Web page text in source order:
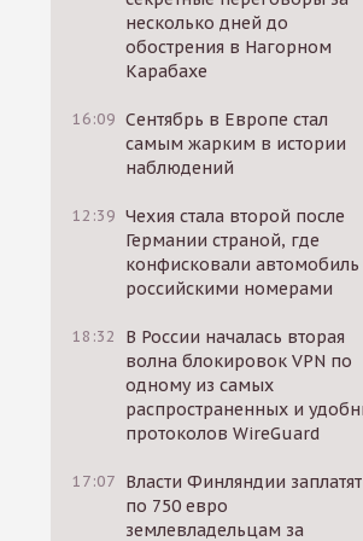
несколько дней до
обострения в Нагорном
Карабахе
16:09 Сентябрь в Европе стал
самым жарким в истории
наблюдений
12:39 Чехия стала второй после
Германии страной, где
конфисковали автомобиль
российскими номерами
18:32
В России началась вторая
волна блокировок VPN по
одному из самых
распространенных и
протоколов WireGuard
17:07 Власти Финляндии заплатят
по 750 евро
землевладельцам за